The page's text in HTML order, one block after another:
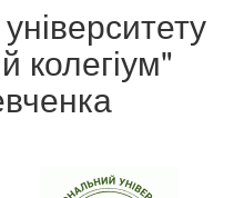
колегіум"